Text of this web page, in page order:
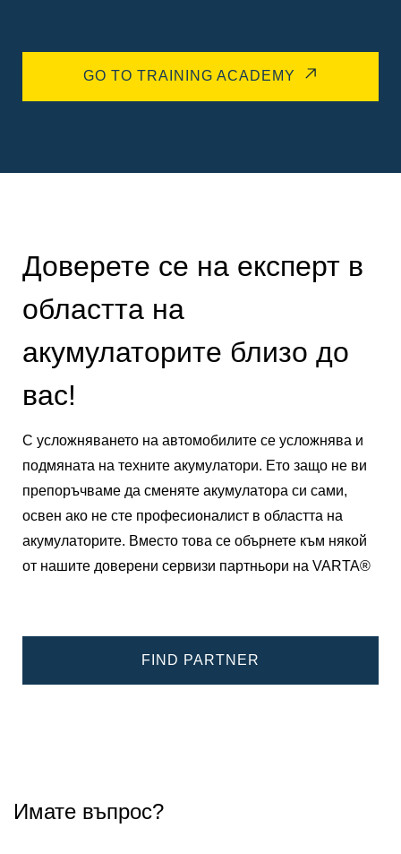
GO TO TRAINING ACADEMY
Доверете се на експерт в
областта на
акумулаторите близо до
вас!
С усложняването на автомобилите се усложнява и
подмяната на техните акумулатори. Ето защо не ви
препоръчваме да сменяте акумулатора си сами,
освен ако не сте професионалист в областта на
акумулаторите. Вместо това се обърнете към някой
от нашите доверени сервизи партньори на VARTA®
FIND PARTNER
Имате въпрос?